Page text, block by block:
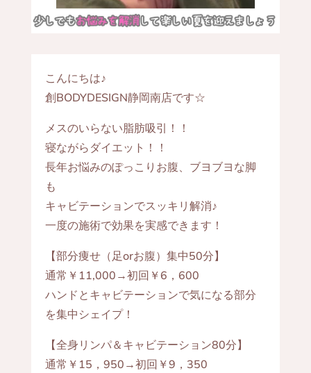
こんにちは♪
創BODYDESIGN静岡南店です☆
メスのいらない脂肪吸引！！
寝ながらダイエット！！
長年お悩みのぽっこりお腹、ブヨブヨな脚
も
キャビテーションでスッキリ解消♪
一度の施術で効果を実感できます！
【部分痩せ（足orお腹）集中50分】
通常￥11,000→初回￥6，600
ハンドとキャビテーションで気になる部分
を集中シェイプ！
【全身リンパ＆キャビテーション80分】
通常￥15，950→初回￥9，350